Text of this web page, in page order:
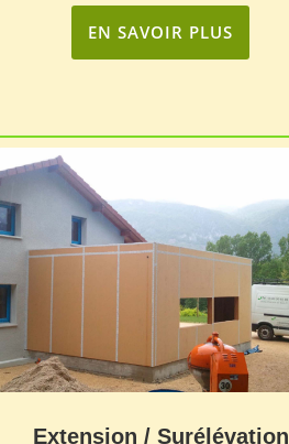
EN SAVOIR PLUS
Extension / Surélévation